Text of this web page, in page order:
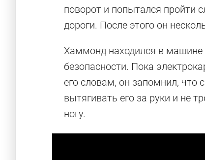
поворот и попытался пройти
дороги. После этого он
Хаммонд находился в
безопасности. Пока
его словам, он запомнил,
вытягивать его за руки и не
ногу.